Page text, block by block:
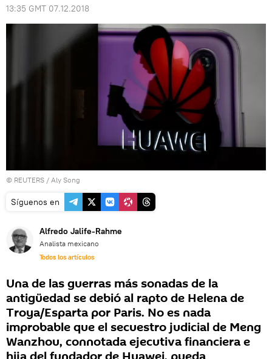
13:35 GMT 07.12.2018
© REUTERS / Aly Song
Síguenos en
Alfredo Jalife-Rahme
Analista mexicano
Todos los artículos
Una de las guerras más sonadas de la
antigüedad se debió al rapto de Helena de
Troya/Esparta por Paris. No es nada
improbable que el secuestro judicial de Meng
Wanzhou, connotada ejecutiva financiera e